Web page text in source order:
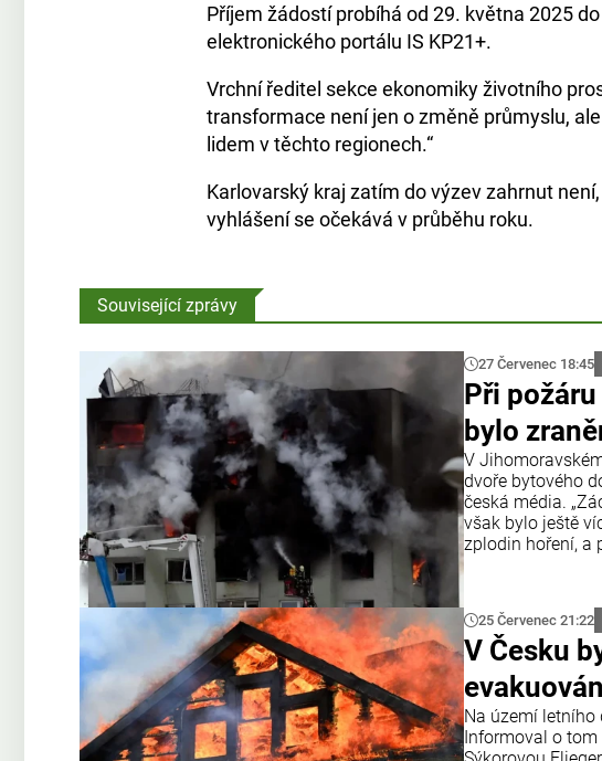
Příjem žádostí probíhá od 29. května 2025
elektronického portálu IS KP21+.
Vrchní ředitel sekce ekonomiky životního
transformace není jen o změně průmyslu,
lidem v těchto regionech.“
Karlovarský kraj zatím do výzev zahrnut
vyhlášení se očekává v průběhu roku.
Související zprávy
27 Červenec 18:45
Při
bylo
V
dvoře bytového
česká média.
však bylo ještě
zplodin hoření, a
25 Červenec 21:22
V Česku
Na území letního
Informoval o tom